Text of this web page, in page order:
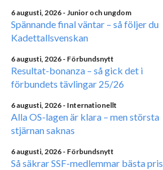
6 augusti, 2026 - Junior och ungdom
Spännande final väntar – så följer du
Kadettallsvenskan
6 augusti, 2026 - Förbundsnytt
Resultat-bonanza – så gick det i
förbundets tävlingar 25/26
6 augusti, 2026 - Internationellt
Alla OS-lagen är klara – men största
stjärnan saknas
6 augusti, 2026 - Förbundsnytt
Så säkrar SSF-medlemmar bästa pris